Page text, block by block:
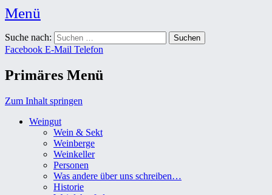
Menü
Weingut Karl Friedrich Aust
Das Weingut im Herzen der Radebeuler Oberlößnitz
Suche nach:
Facebook E-Mail Telefon
Primäres Menü
Zum Inhalt springen
Weingut
Wein & Sekt
Weinberge
Weinkeller
Personen
Was andere über uns schreiben…
Historie